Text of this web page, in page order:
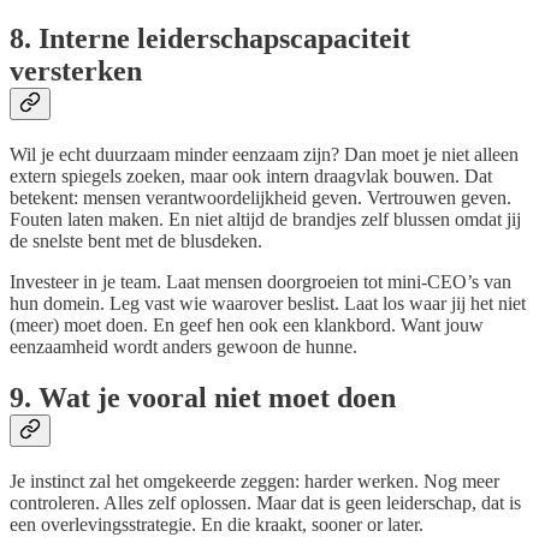
8. Interne leiderschapscapaciteit
versterken
Wil je echt duurzaam minder eenzaam zijn? Dan moet je niet alleen
extern spiegels zoeken, maar ook intern draagvlak bouwen. Dat
betekent: mensen verantwoordelijkheid geven. Vertrouwen geven.
Fouten laten maken. En niet altijd de brandjes zelf blussen omdat jij
de snelste bent met de blusdeken.
Investeer in je team. Laat mensen doorgroeien tot mini-CEO’s van
hun domein. Leg vast wie waarover beslist. Laat los waar jij het niet
(meer) moet doen. En geef hen ook een klankbord. Want jouw
eenzaamheid wordt anders gewoon de hunne.
9. Wat je vooral niet moet doen
Je instinct zal het omgekeerde zeggen: harder werken. Nog meer
controleren. Alles zelf oplossen. Maar dat is geen leiderschap, dat is
een overlevingsstrategie. En die kraakt, sooner or later.